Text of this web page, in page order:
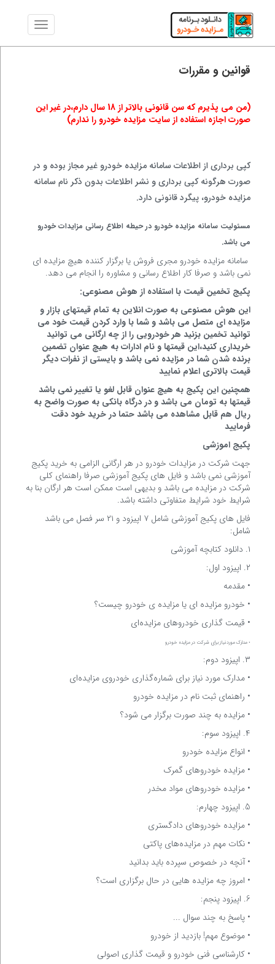
قوانین و مقررات
(من می پذیرم که سن قانونی بالاتر از 18 سال دارم،در غیر این
صورت اجازه استفاده از سایت مزایده خودرو را ندارم)
کپی برداری از اطلاعات سامانه مزایده خودرو غیر مجاز بوده و در
صورت هرگونه کپی برداری و نشر اطلاعات بدون ذکر نام سامانه
مزایده خودرو، پیگرد قانونی دارد.
مسئولیت سامانه مزایده خودرو در حیطه اطلاع رسانی مزایدات خودرو
می باشد.
سامانه مزایده خودرو مجری فروش یا برگزار کننده هیچ مزایده ای
نمی باشد و صرفا کار اطلاع رسانی و مشاوره را انجام می دهد.
پکیج تخمین قیمت با استفاده از هوش مصنوعی:
این هوش مصنوعی به صورت انلاین به تمام قیمتهای بازار و
مزایده ای متصل می باشد و شما با وارد کردن قیمت خود می
توانید تخمین بزنید هر خودرویی را از چه ارگانی می توانید
خریداری کنید،این قیمتها و نام ادارات به هیچ عنوان تضمین
برنده شدن شما در مزایده نمی باشد و بایستی از نفرات دیگر
قیمت بالاتری اعلام نمایید
همچنین این پکیج به هیچ عنوان قابل لغو یا تغییر نمی باشد
قیمتها به تومان می باشد و در درگاه بانکی به صورت واضح به
ریال هم قابل مشاهده می باشد حتما در خرید خود دقت
فرمایید
پکیج اموزشی
جهت شرکت در مزایدات خودرو در هر ارگانی الزامی به خرید پکیج
آموزشی نمی باشد و فایل های پکیج آموزشی صرفا راهنمای کلی
شرکت در مزایده می باشد و بدیهی است ممکن است هر ارگان بنا به
شرایط خود شرایط متفاوتی داشته باشد.
فایل های پکیج آموزشی شامل ۷ اپیزود و ۲۱ سر فصل می باشد
شامل:
۱. دانلود کتابچه آموزشی
۲. اپیزود اول:
• مقدمه
• خودرو مزایده ای یا مزایده ی خودرو چیست؟
• قیمت گذاری خودروهای مزایده‌ای
• مدارک موردنیاز برای شرکت در مزایده خودرو
۳. اپیزود دوم:
• مدارک مورد نیاز برای شماره‌گذاری خودروی مزایده‌ای
• راهنمای ثبت نام در مزایده خودرو
• مزایده به چند صورت برگزار می شود؟
۴. اپیزود سوم:
• انواع مزایده خودرو
• مزایده خودروهای گمرک
• مزایده خودروهای مواد مخدر
5. اپیزود چهارم:
• مزایده خودروهای دادگستری
• نکات مهم در مزایده‌های پاکتی
• آنچه در خصوص سپرده باید بدانید
• امروز چه مزایده هایی در حال برگزاری است؟
6. اپیزود پنجم:
• پاسخ به چند سوال ...
• موضوع مهم! بازدید از خودرو
• کارشناسی فنی خودرو و قیمت گذاری اصولی